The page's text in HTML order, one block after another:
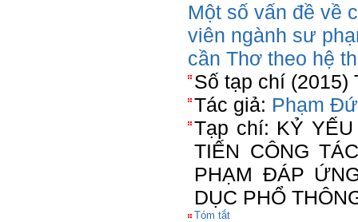
Một số vấn đề về
viên ngành sư
cần Thơ theo hệ
Số tạp chí (2015)
Tác giả: Phạm
Tạp chí: KỶ
TIẾN CÔNG
PHẠM ĐÁP
DỤC PHỔ
Tóm tắt